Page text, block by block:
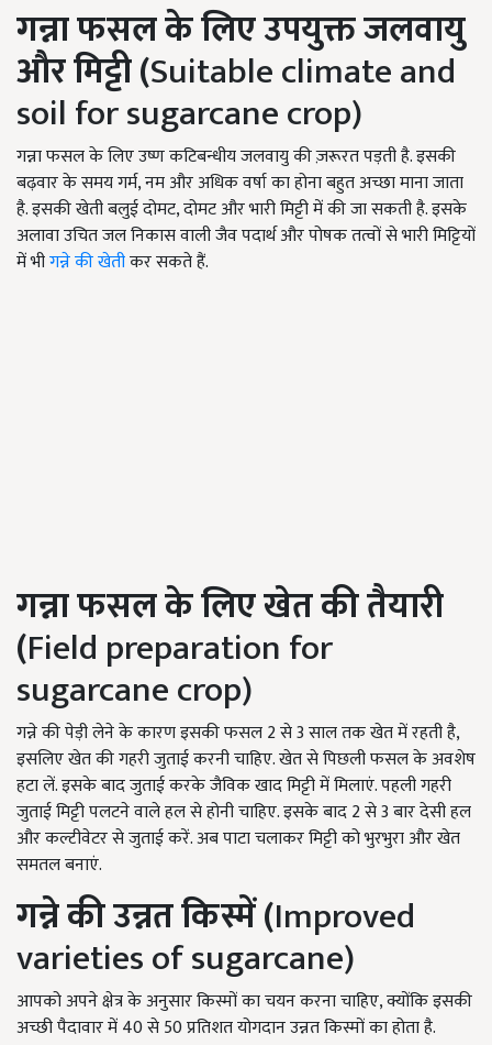
गन्ना फसल के लिए उपयुक्त जलवायु
और मिट्टी (Suitable climate and
soil for sugarcane crop)
गन्ना फसल के लिए उष्ण कटिबन्धीय जलवायु की ज़रूरत पड़ती है. इसकी
बढ़वार के समय गर्म, नम और अधिक वर्षा का होना बहुत अच्छा माना जाता
है. इसकी खेती बलुई दोमट, दोमट और भारी मिट्टी में की जा सकती है. इसके
अलावा उचित जल निकास वाली जैव पदार्थ और पोषक तत्वों से भारी मिट्टियों
में भीगन्ने की खेतीकर सकते हैं.
गन्ना फसल के लिए खेत की तैयारी
(Field preparation for
sugarcane crop)
गन्ने की पेड़ी लेने के कारण इसकी फसल 2 से 3 साल तक खेत में रहती है,
इसलिए खेत की गहरी जुताई करनी चाहिए. खेत से पिछली फसल के अवशेष
हटा लें. इसके बाद जुताई करके जैविक खाद मिट्टी में मिलाएं. पहली गहरी
जुताई मिट्टी पलटने वाले हल से होनी चाहिए. इसके बाद 2 से 3 बार देसी हल
और कल्टीवेटर से जुताई करें. अब पाटा चलाकर मिट्टी को भुरभुरा और खेत
समतल बनाएं.
गन्ने की उन्नत किस्में (Improved
varieties of sugarcane)
आपको अपने क्षेत्र के अनुसार किस्मों का चयन करना चाहिए, क्योंकि इसकी
अच्छी पैदावार में 40 से 50 प्रतिशत योगदान उन्नत किस्मों का होता है.